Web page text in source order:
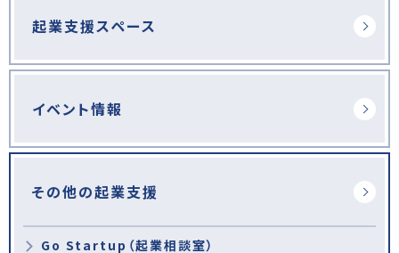
起業支援スペース
イベント情報
その他の起業支援
Go Startup（起業相談室）